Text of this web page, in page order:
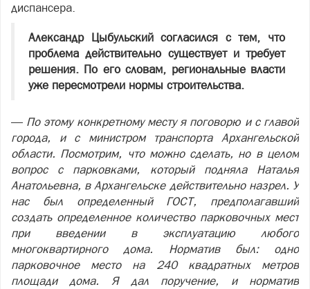
диспансера.
Александр Цыбульский согласился с тем, что
проблема действительно существует и требует
решения. По его словам, региональные власти
уже пересмотрели нормы строительства.
— По этому конкретному месту я поговорю и с главой
города, и с министром транспорта Архангельской
области. Посмотрим, что можно сделать, но в целом
вопрос с парковками, который подняла Наталья
Анатольевна, в Архангельске действительно назрел. У
нас был определенный ГОСТ, предполагавший
создать определенное количество парковочных мест
при введении в эксплуатацию любого
многоквартирного дома. Норматив был: одно
парковочное место на 240 квадратных метров
площади дома. Я дал поручение, и норматив